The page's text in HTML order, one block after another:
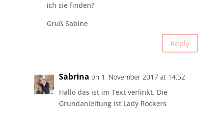
ich sie finden?
Gruß Sabine
Reply
Sabrina on 1. November 2017 at 14:52
Hallo das ist im Text verlinkt. Die
Grundanleitung ist Lady Rockers